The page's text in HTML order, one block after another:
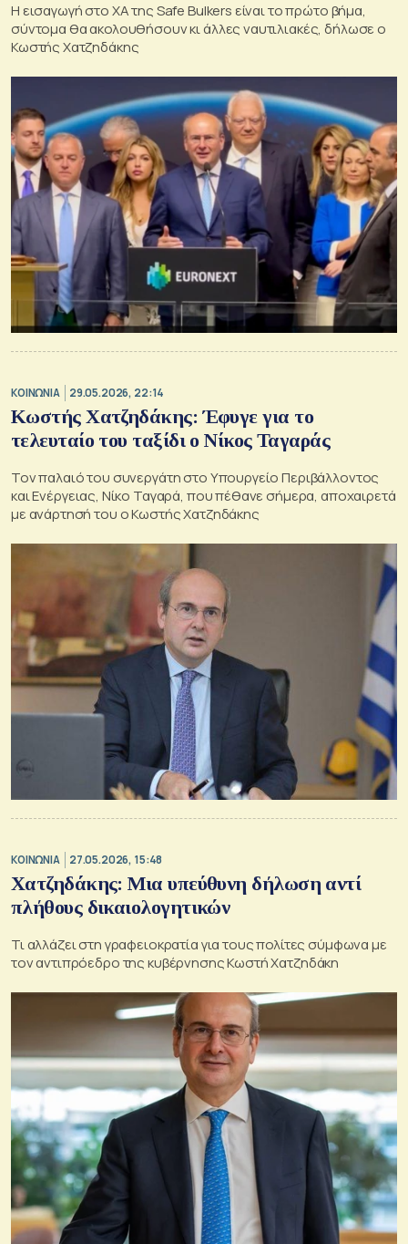
Η εισαγωγή στο ΧΑ της Safe Bulkers είναι το πρώτο βήμα,
σύντομα θα ακολουθήσουν κι άλλες ναυτιλιακές, δήλωσε ο
Κωστής Χατζηδάκης
ΚΟΙΝΩΝΙΑ 29.05.2026, 22:14
Κωστής Χατζηδάκης: Έφυγε για το
τελευταίο του ταξίδι ο Νίκος Ταγαράς
Τον παλαιό του συνεργάτη στο Υπουργείο Περιβάλλοντος
και Ενέργειας, Νίκο Ταγαρά, που πέθανε σήμερα, αποχαιρετά
με ανάρτησή του ο Κωστής Χατζηδάκης
ΚΟΙΝΩΝΙΑ 27.05.2026, 15:48
Χατζηδάκης: Μια υπεύθυνη δήλωση αντί
πλήθους δικαιολογητικών
Τι αλλάζει στη γραφειοκρατία για τους πολίτες σύμφωνα με
τον αντιπρόεδρο της κυβέρνησης Κωστή Χατζηδάκη